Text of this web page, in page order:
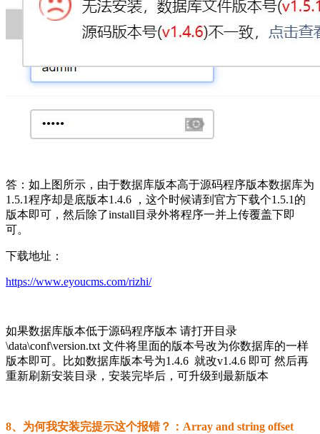
答：如上图所示，由于数据库版本高于源码程序版本数据库为
1.5.1程序却是底版本1.4.6 ，这个时候请到官方下载个1.5.1的
版本即可，然后除了install目录外将程序一并上传覆盖下即
可。
下载地址：
https://www.eyoucms.com/rizhi/
如果数据库版本低于源码程序版本 请打开目录
\data\conf\version.txt 文件将里面的版本号改为你数据库的一样
版本即可。比如数据库版本号为1.4.6 就改v1.4.6 即可 然后再
重新刷新安装目录，安装完毕后，可升级到最新版本
8、为何我安装完提示这个报错？：Array and string offset